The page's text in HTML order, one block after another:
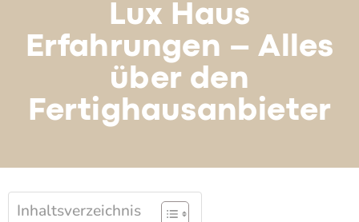
Lux Haus
Erfahrungen – Alles
über den
Fertighausanbieter
Inhaltsverzeichnis